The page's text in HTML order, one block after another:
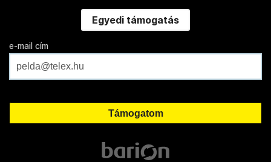
Egyedi támogatás
e-mail cím